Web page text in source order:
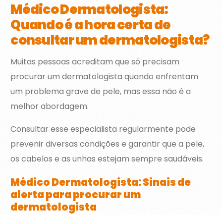
Médico Dermatologista:
Quando é a hora certa de
consultar um dermatologista?
Muitas pessoas acreditam que só precisam
procurar um dermatologista quando enfrentam
um problema grave de pele, mas essa não é a
melhor abordagem.
Consultar esse especialista regularmente pode
prevenir diversas condições e garantir que a pele,
os cabelos e as unhas estejam sempre saudáveis.
Médico Dermatologista: Sinais de
alerta para procurar um
dermatologista